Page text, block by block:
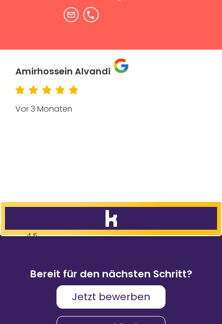
Amirhossein Alvandi
Vor 3 Monaten
4,5
Bewertungen
Weiterempfehlungen
Karriere & Gehalt
4,2
Bereit für den nächsten Schritt?
Jetzt bewerben